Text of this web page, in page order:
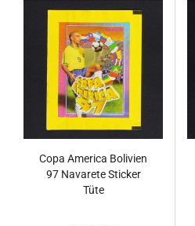
Copa America Bolivien
97 Navarete Sticker
Tüte